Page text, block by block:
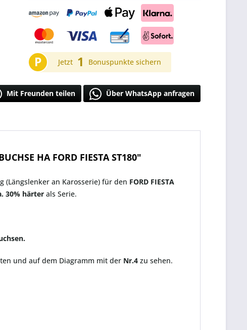
P Jetzt 1 Bonuspunkte sichern
Mit Freunden teilen Über WhatsApp anfragen
HA FORD FIESTA ST180"
(Längslenker an Karosserie) für den FORD FIESTA
30% härter als Serie.
und auf dem Diagramm mit der Nr.4 zu sehen.